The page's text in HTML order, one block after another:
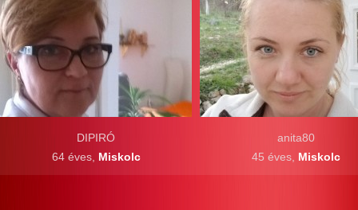
DIPIRÓ
64 éves, Miskolc
anita80
45 éves, Miskolc